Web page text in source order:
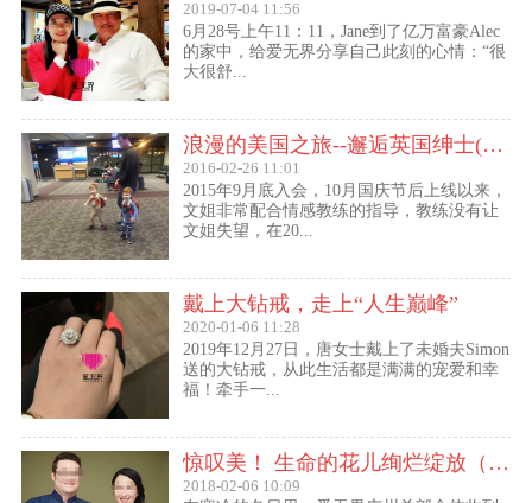
2019-07-04 11:56
6月28号上午11：11，Jane到了亿万富豪Alec
的家中，给爱无界分享自己此刻的心情：“很
大很舒...
浪漫的美国之旅--邂逅英国绅士(文姐与Kent的见面动态）
2016-02-26 11:01
2015年9月底入会，10月国庆节后上线以来，
文姐非常配合情感教练的指导，教练没有让
文姐失望，在20...
戴上大钻戒，走上“人生巅峰”
2020-01-06 11:28
2019年12月27日，唐女士戴上了未婚夫Simon
送的大钻戒，从此生活都是满满的宠爱和幸
福！牵手一...
惊叹美！ 生命的花儿绚烂绽放（47岁的Lily结婚啦！）
2018-02-06 10:09